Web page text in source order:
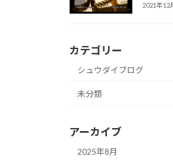
2021年12
カテゴリー
シュウダイブログ
未分類
アーカイブ
2025年8月